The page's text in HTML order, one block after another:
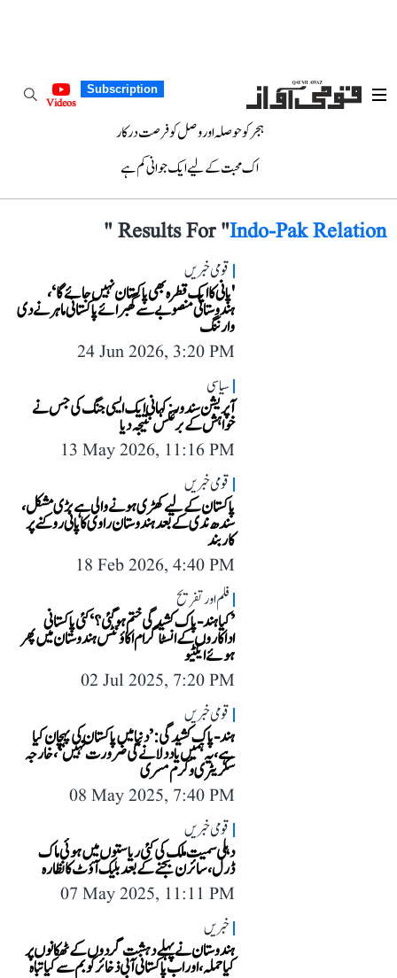
Subscription
Videos
ہجر کو حوصلہ اور وصل کو فرصت درکار
اک محبت کے لیے ایک جوانی کم ہے
Results For "Indo-Pak Relation
"
قومی خبریں
'پانی کا ایک قطرہ بھی پاکستان نہیں جائے گا‘،
ہندوستانی منصوبے سے گھبرائے پاکستانی ماہر نے دی
وارننگ
24 Jun 2026, 3:20 PM
سیاسی
آپریشن سندور: کہانی ایک ایسی جنگ کی جس نے
خواہش کے برعکس نتیجہ دیا
13 May 2026, 11:16 PM
قومی خبریں
پاکستان کے لیے کھڑی ہونے والی ہے بڑی مشکل،
سندھ ندی کے بعد ہندوستان راوی کا پانی روکنے پر
کاربند
18 Feb 2026, 4:40 PM
فلم اور تفریح
’کیا ہند-پاک کشیدگی ختم ہو گئی؟‘ کئی پاکستانی
اداکاروں کے انسٹاگرام اکاؤنٹس ہندوستان میں پھر
ہوئے ایکٹیو
02 Jul 2025, 7:20 PM
قومی خبریں
ہند-پاک کشیدگی: ’دنیا میں پاکستان کی پہچان کیا
ہے، یہ ہمیں یاد دلانے کی ضرورت نہیں‘، خارجہ
سکریٹری وکرم مسری
08 May 2025, 7:40 PM
قومی خبریں
دہلی سمیت ملک کی کئی ریاستوں میں ہوئی ماک
ڈرل، سائرن بجنے کے بعد بلیک آؤٹ کا نظارہ
07 May 2025, 11:11 PM
خبریں
ہندوستان نے پہلے دہشت گردوں کے ٹھکانوں پر
کیا حملہ، اور اب پاکستانی آبی ذخائر کو بم سے کیا تباہ